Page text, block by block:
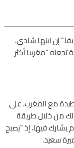
إن ابنها شادي،
تجعله “مغربيا أكثر
مع المغرب، على
من خلال طريقة
فيها، إذ “يصبح
سعيد.